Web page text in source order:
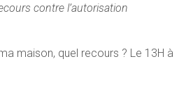
contre l’autorisation
maison, quel recours ? Le 13H à